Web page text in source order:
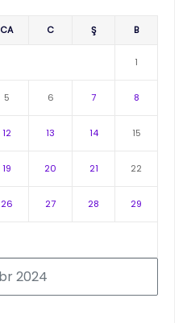
2024
CA C Ş B
1
5 6 7 8
12 13 14 15
19 20 21 22
26 27 28 29